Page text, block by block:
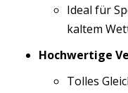
Ideal für
kaltem
Hochwertige
Tolles